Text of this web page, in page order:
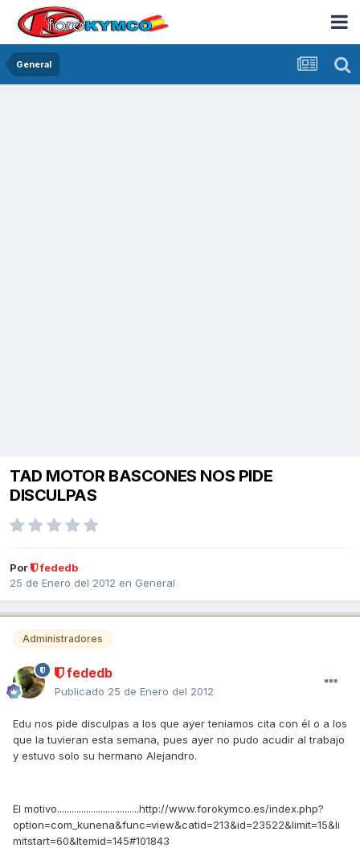
General
TAD MOTOR BASCONES NOS PIDE
DISCULPAS
Por
fededb
25 de Enero del 2012 en General
Administradores
fededb
Publicado 25 de Enero del 2012
Edu nos pide disculpas a los que ayer teniamos cita con él o a los
que la tuvieran esta semana, pues ayer no pudo acudir al trabajo
y estuvo solo su hermano Alejandro.
El motivo..................................http://www.forokymco.es/index.php?
option=com_kunena&func=view&catid=213&id=23522&limit=15&li
mitstart=60&Itemid=145#101843